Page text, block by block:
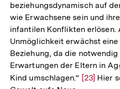
beziehungsdynamisch auf
wie Erwachsene sein und
infantilen Konflikten erlösen.
Unmöglichkeit erwächst
Beziehung, da die
Erwartungen der Eltern in
Kind umschlagen.“ Zur
[23] Hier